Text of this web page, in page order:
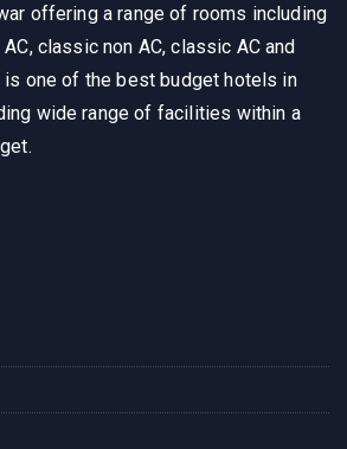
offering a range of rooms including
classic non AC, classic AC and
is one of the best budget hotels in
wide range of facilities within a